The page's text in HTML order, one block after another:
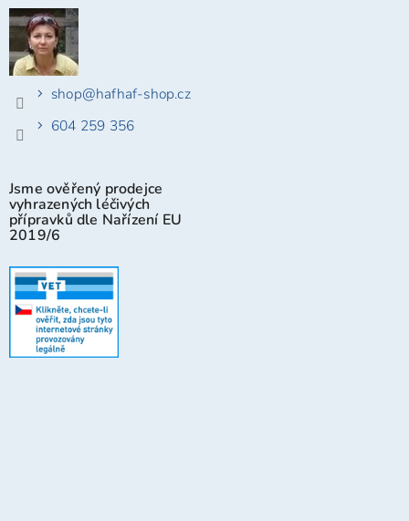
shop@hafhaf-shop.cz
604 259 356
Jsme ověřený prodejce
vyhrazených léčivých
přípravků dle Nařízení EU
2019/6